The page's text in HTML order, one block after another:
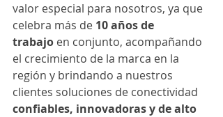
valor especial para nosotros, ya que
celebra más de 10 años de
trabajo en conjunto, acompañando
el crecimiento de la marca en la
región y brindando a nuestros
clientes soluciones de conectividad
confiables, innovadoras y de alto